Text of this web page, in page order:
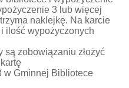
3 lub więcej
naklejkę. Na karcie
ilość wypożyczonych
są zobowiązaniu złożyć
w Gminnej Bibliotece